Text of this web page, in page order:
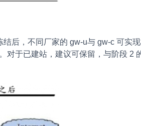
后，不同厂家的 gw-u与 gw-c 可实现
对于已建站，建议可保留，与阶段 2